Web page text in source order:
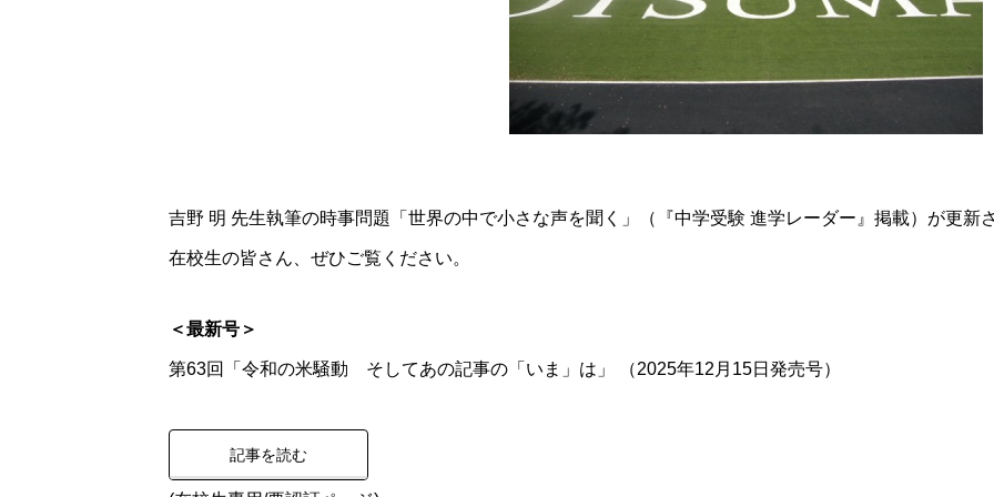
吉野 明 先生執筆の時事問題「世界の中で小さな声を聞く」（『中学受験 進学レーダー』掲載）が更新
在校生の皆さん、ぜひご覧ください。
＜最新号＞
第63回「令和の米騒動 そしてあの記事の「いま」は」 （2025年12月15日発売号）
記事を読む